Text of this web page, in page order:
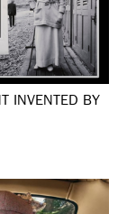
INVENTED BY